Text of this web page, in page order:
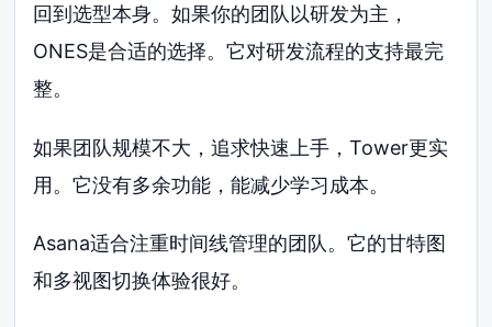
回到选型本身。如果你的团队以研发为主，
ONES是合适的选择。它对研发流程的支持最完
整。
如果团队规模不大，追求快速上手，Tower更实
用。它没有多余功能，能减少学习成本。
Asana适合注重时间线管理的团队。它的甘特图
和多视图切换体验很好。